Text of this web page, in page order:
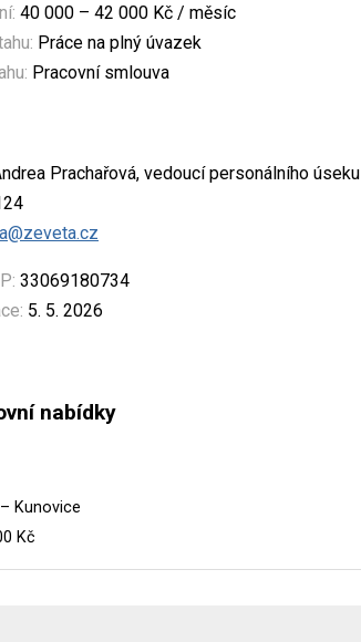
40 000 – 42 000 Kč / měsíc
Práce na plný úvazek
Pracovní smlouva
Prachařová, vedoucí personálního úseku
33069180734
5. 5. 2026
nabídky
Kunovice
Kč